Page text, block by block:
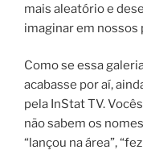
mais aleatório e
imaginar em nossos
Como se essa
acabasse por aí,
pela InStat TV.
não sabem os
“lançou na área”,